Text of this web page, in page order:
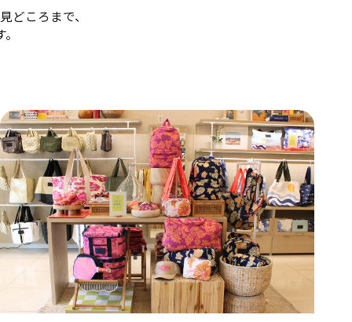
どころまで、